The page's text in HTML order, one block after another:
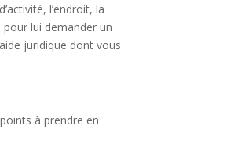
l’endroit, la
lui demander un
juridique dont vous
à prendre en